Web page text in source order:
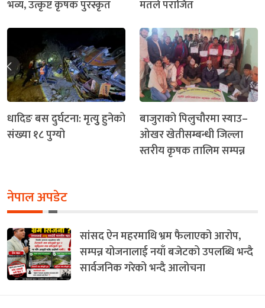
भव्य, उत्कृष्ट कृषक पुरस्कृत मतले पराजित
धादिङ बस दुर्घटना: मृत्युु हुनेको
संख्या १८ पुग्यो
बाजुराको पिलुचौरमा स्याउ–
ओखर खेतीसम्बन्धी जिल्ला
स्तरीय कृषक तालिम सम्पन्न
नेपाल अपडेट
सांसद ऐन महरमाथि भ्रम फैलाएको आरोप,
सम्पन्न योजनालाई नयाँ बजेटको उपलब्धि भन्दै
सार्वजनिक गरेको भन्दै आलोचना